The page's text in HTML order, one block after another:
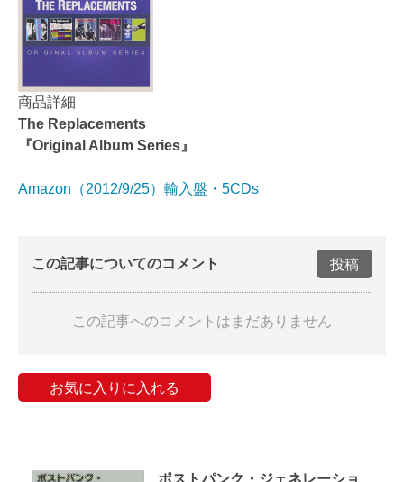
商品詳細
The Replacements
『Original Album Series』
Amazon（2012/9/25）輸入盤・5CDs
この記事についてのコメント 投稿
この記事へのコメントはまだありません
お気に入りに入れる